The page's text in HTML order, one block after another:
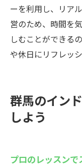
ーを利用し、リア
営のため、時間を
しむことができる
や休日にリフレッ
群馬のイン
しよう
プロのレッスン